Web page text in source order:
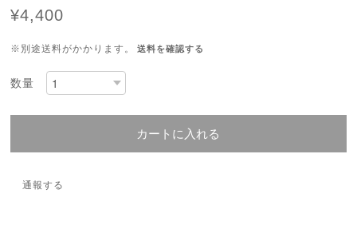
¥4,400
※別途送料がかかります。 送料を確認する
数量
カートに入れる
通報する